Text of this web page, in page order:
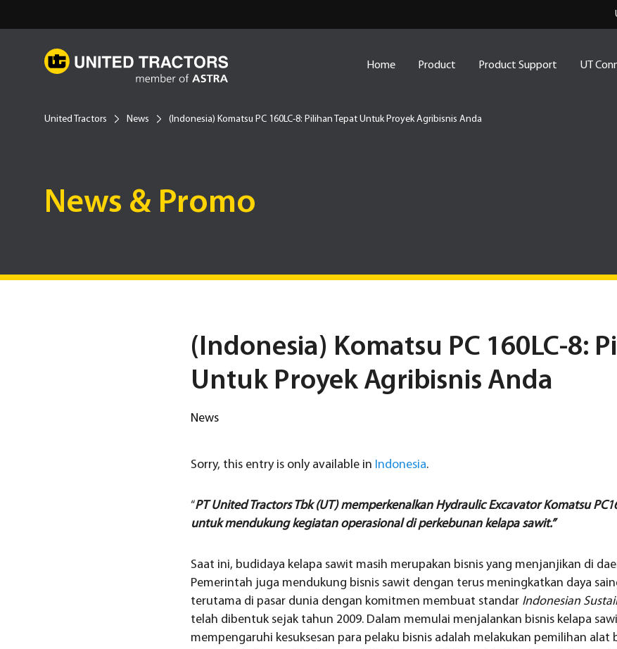
Home Product Product Support UT
United Tractors News (Indonesia) Komatsu PC 160LC-8: Pilihan Tepat Untuk Proyek Agribisnis Anda
News & Promo
(Indonesia) Komatsu PC 160LC-8:
Untuk Proyek Agribisnis Anda
News
Sorry, this entry is only available in Indonesia.
“PT United Tractors Tbk (UT) memperkenalkan Hydraulic Excavator Komatsu
untuk mendukung kegiatan operasional di perkebunan kelapa sawit.”
Saat ini, budidaya kelapa sawit masih merupakan bisnis yang menjanjikan di
Pemerintah juga mendukung bisnis sawit dengan terus meningkatkan daya
terutama di pasar dunia dengan komitmen membuat standar Indonesian
telah dibentuk sejak tahun 2009. Dalam memulai menjalankan bisnis kelapa
mempengaruhi kesuksesan para pelaku bisnis adalah melakukan pemilihan